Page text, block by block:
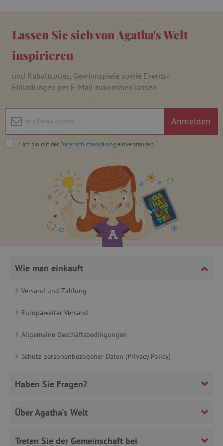
Lassen Sie sich von Agatha's Welt
inspirieren
und Rabattcodes, Gewinnspiele sowie Events-
Einladungen per E-Mail zukommen lassen
Anmelden
* Ich bin mit der Datenschutzerklärung einverstanden.
Wie man einkauft
Versand und Zahlung
Europaweiter Versand
Allgemeine Geschäftsbedingungen
Schutz personenbezogener Daten (Privacy Policy)
Haben Sie Fragen?
Über Agatha's Welt
Treten Sie der Gemeinschaft bei
.agathaswelt.de
_lb .agathaswelt.de
_lb_ccc .agathaswelt.de
product_filter_remember www.agathaswelt.de
_sp_ses.ab3e
www.agathaswelt.de
www.agathaswelt.de
__cf_bm